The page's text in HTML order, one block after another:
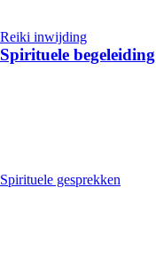
Reiki inwijding
Spirituele begeleiding
Spirituele gesprekken